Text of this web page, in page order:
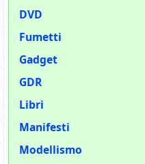
DVD
Fumetti
Gadget
GDR
Libri
Manifesti
Modellismo